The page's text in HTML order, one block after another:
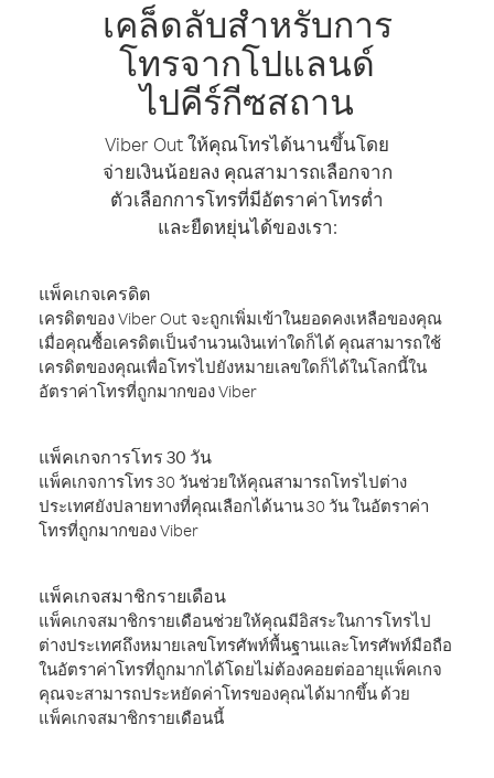
เคล็ดลับสำหรับการ
โทรจากโปแลนด์
ไปคีร์กีซสถาน
Viber Out ให้คุณโทรได้นานขึ้นโดย
จ่ายเงินน้อยลง คุณสามารถเลือกจาก
ตัวเลือกการโทรที่มีอัตราค่าโทรต่ำ
และยืดหยุ่นได้ของเรา:
แพ็คเกจเครดิต
เครดิตของ Viber Out จะถูกเพิ่มเข้าในยอดคงเหลือของคุณ
เมื่อคุณซื้อเครดิตเป็นจำนวนเงินเท่าใดก็ได้ คุณสามารถใช้
เครดิตของคุณเพื่อโทรไปยังหมายเลขใดก็ได้ในโลกนี้ใน
อัตราค่าโทรที่ถูกมากของ Viber
แพ็คเกจการโทร 30 วัน
แพ็คเกจการโทร 30 วันช่วยให้คุณสามารถโทรไปต่าง
ประเทศยังปลายทางที่คุณเลือกได้นาน 30 วัน ในอัตราค่า
โทรที่ถูกมากของ Viber
แพ็คเกจสมาชิกรายเดือน
แพ็คเกจสมาชิกรายเดือนช่วยให้คุณมีอิสระในการโทรไป
ต่างประเทศถึงหมายเลขโทรศัพท์พื้นฐานและโทรศัพท์มือถือ
ในอัตราค่าโทรที่ถูกมากได้โดยไม่ต้องคอยต่ออายุแพ็คเกจ
คุณจะสามารถประหยัดค่าโทรของคุณได้มากขึ้น ด้วย
แพ็คเกจสมาชิกรายเดือนนี้